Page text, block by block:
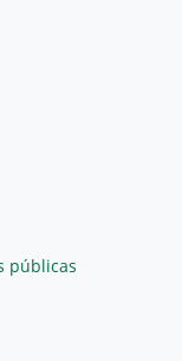
públicas